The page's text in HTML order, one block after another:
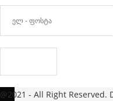
@2021 - All Right